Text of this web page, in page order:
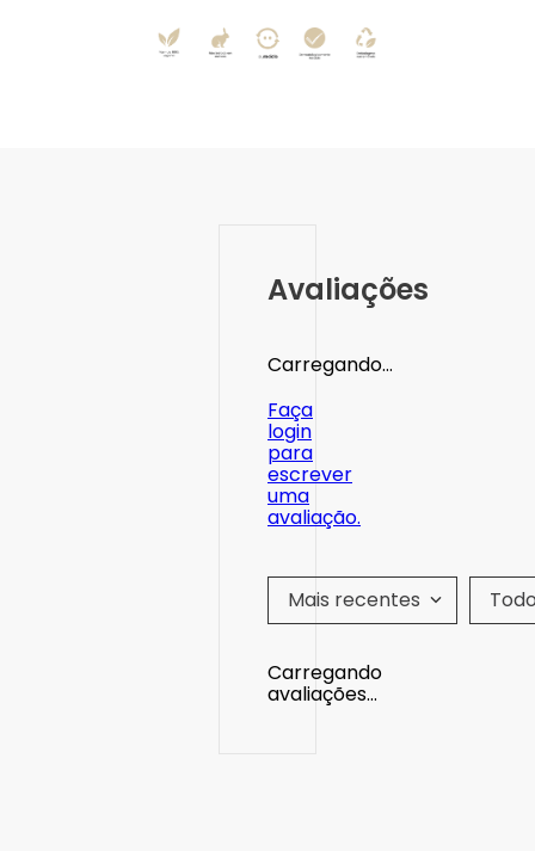
Avaliações
Carregando…
Faça
login
para
escrever
uma
avaliação.
Mais recentes
Carregando
avaliações…